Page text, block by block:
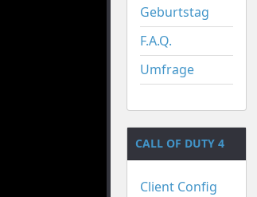
Geburtstag
F.A.Q.
Umfrage
CALL OF DUTY 4
Client Config